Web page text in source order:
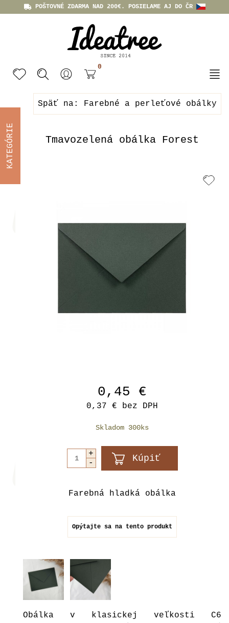
POŠTOVNÉ ZDARMA NAD 200€. POSIELAME AJ DO ČR
0
Späť na: Farebné a perleťové obálky
Tmavozelená obálka Forest
0,45 €
0,37 € bez DPH
Skladom 300ks
Farebná hladká obálka
Opýtajte sa na tento produkt
Obálka v klasickej veľkosti C6
KATEGÓRIE